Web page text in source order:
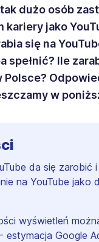
dużo osób
kariery jako
się na
spełnić? Ile
Polsce?
w
da się zarobić i
na YouTube jako
wyświetleń
estymacja Google